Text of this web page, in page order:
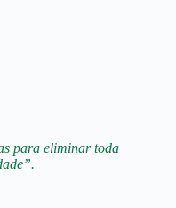
para eliminar toda